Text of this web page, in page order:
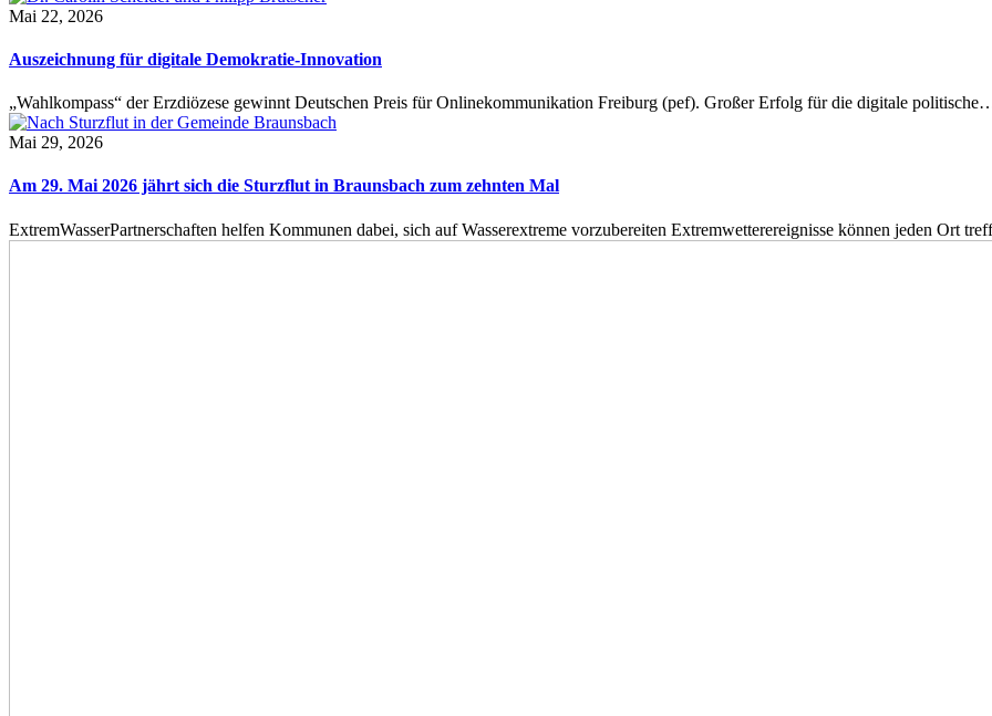
Mai 22, 2026
Auszeichnung für digitale Demokratie-Innovation
„Wahlkompass“ der Erzdiözese gewinnt Deutschen Preis für Onlinekommunikation Freiburg (pef). Großer Erfolg für die digitale
Mai 29, 2026
Am 29. Mai 2026 jährt sich die Sturzflut in Braunsbach zum zehnten Mal
ExtremWasserPartnerschaften helfen Kommunen dabei, sich auf Wasserextreme vorzubereiten Extremwetterereignisse können jeden Ort